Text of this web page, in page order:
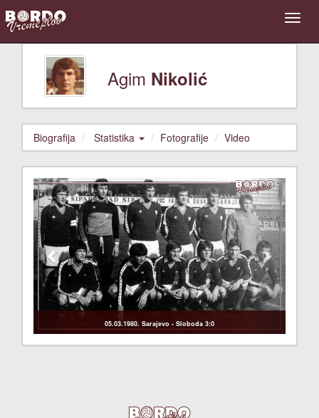
Agim Nikolić
Biografija Statistika Fotografije Video
05.03.1980. Sarajevo - Sloboda 3:0
Previous Next